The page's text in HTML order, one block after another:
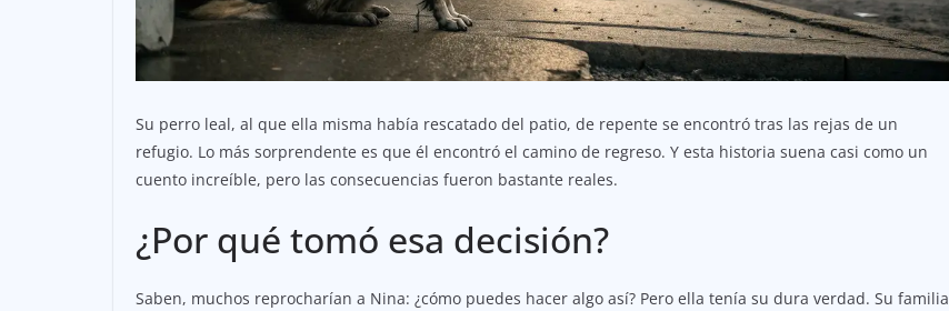
Su perro leal, al que ella misma había rescatado del patio, de repente se encontró tras las rejas de un
refugio. Lo más sorprendente es que él encontró el camino de regreso. Y esta historia suena casi como un
cuento increíble, pero las consecuencias fueron bastante reales.
¿Por qué tomó esa decisión?
Saben, muchos reprocharían a Nina: ¿cómo puedes hacer algo así? Pero ella tenía su dura verdad. Su familia